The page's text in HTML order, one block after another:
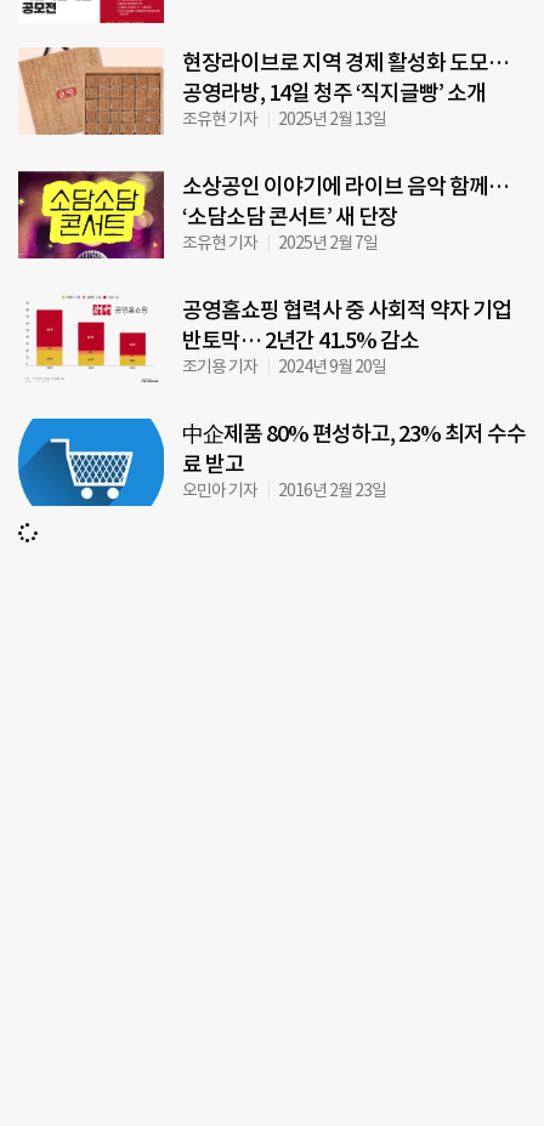
현장라이브로 지역 경제 활성화 도모…
공영라방, 14일 청주 ‘직지글빵’ 소개
조유현 기자 2025년 2월 13일
소상공인 이야기에 라이브 음악 함께…
‘소담소담 콘서트’ 새 단장
조유현 기자 2025년 2월 7일
공영홈쇼핑 협력사 중 사회적 약자 기업
반토막… 2년간 41.5% 감소
조기용 기자 2024년 9월 20일
中企제품 80% 편성하고, 23% 최저 수수
료 받고
오민아 기자 2016년 2월 23일